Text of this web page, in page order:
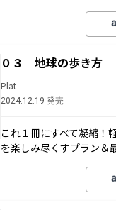
０３ 地球の歩き方
Plat
2024.12.19 発売
これ１冊にすべて凝縮！
を楽しみ尽くすプラン＆